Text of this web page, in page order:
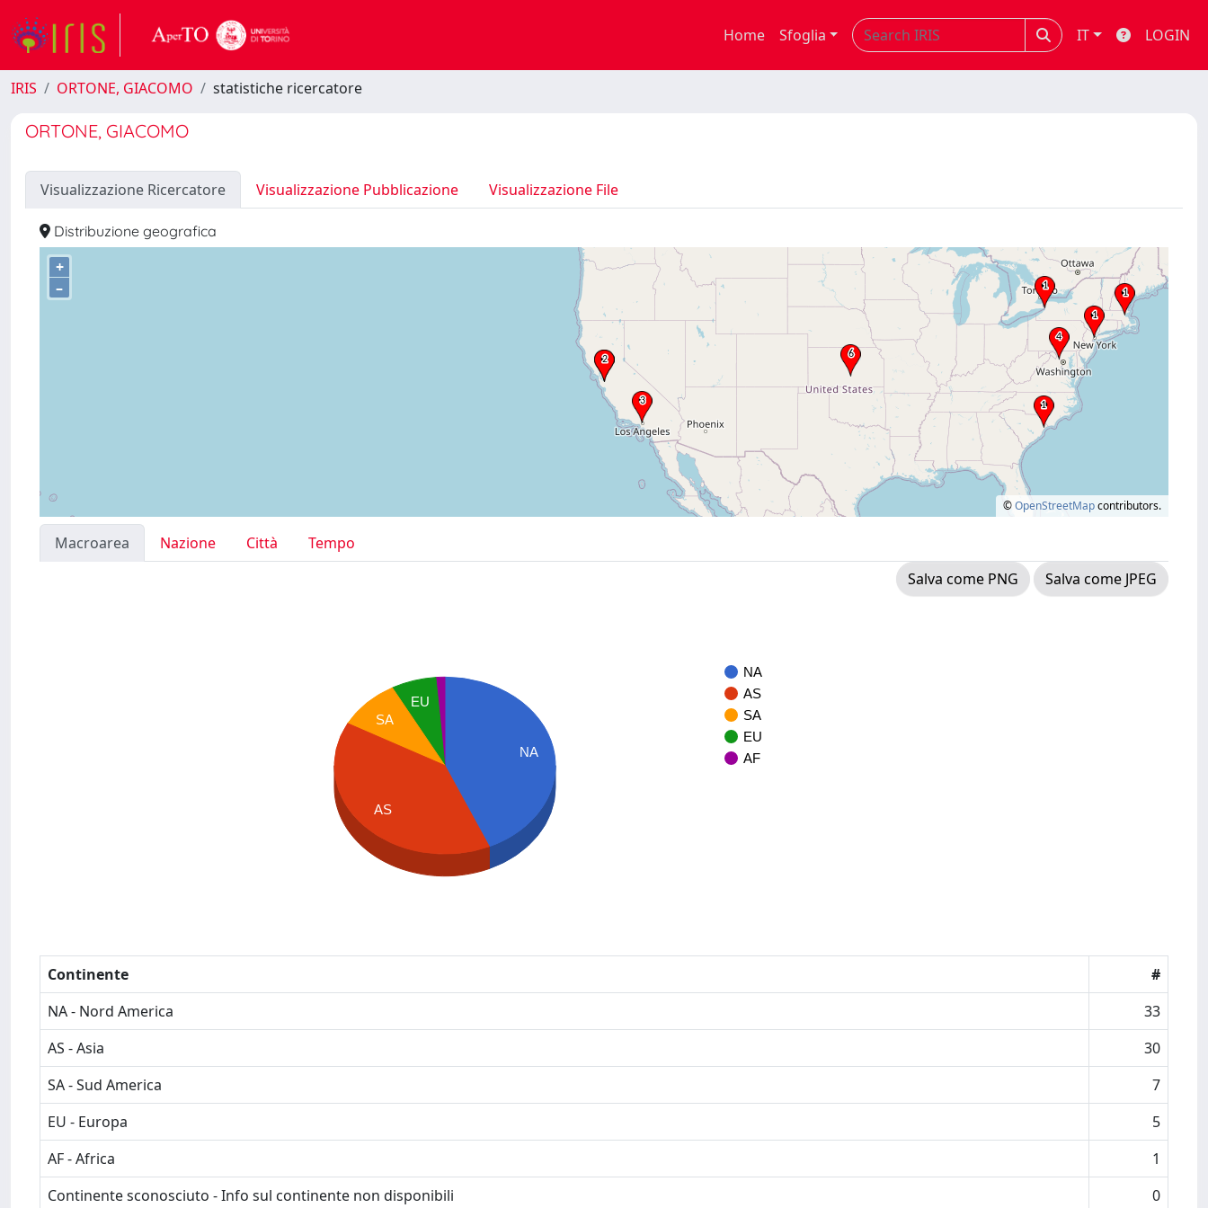
Home Sfoglia IT LOGIN
IRIS ORTONE, GIACOMO statistiche ricercatore
ORTONE, GIACOMO
Visualizzazione Ricercatore Visualizzazione Pubblicazione Visualizzazione File
Distribuzione geografica
+
–
©OpenStreetMapcontributors.
Macroarea Nazione Città
Tempo
Salva come PNG
Salva come JPEG
NA
AS
SA
EU
AF
NA
EU
SA
AS
Continente
#
NA - Nord America
33
AS - Asia
30
SA - Sud America
7
EU - Europa
5
AF - Africa
1
Continente sconosciuto - Info sul continente non disponibili
0